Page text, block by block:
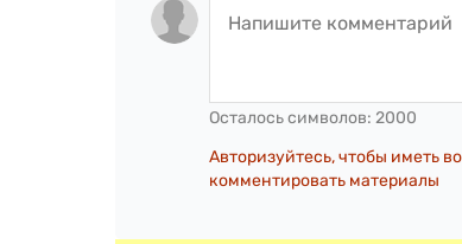
Осталось символов: 2000
Авторизуйтесь, чтобы иметь
комментировать материалы